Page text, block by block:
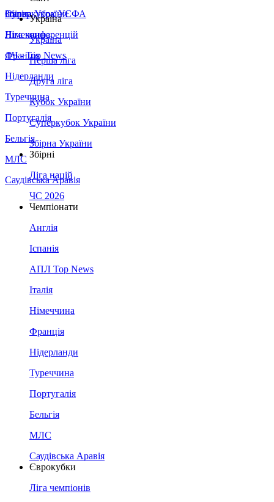
Збірна України
Італія
Німеччина
Франція
Нідерланди
Туреччина
Португалія
Бельгія
МЛС
Саудівська Аравія
Суперкубок УЄФА
Ліга конференцій
ЛЧ - Top News
Україна
Україна
Перша ліга
Друга ліга
Кубок України
Суперкубок України
Збірна України
Збірні
Ліга націй
ЧС 2026
Чемпіонати
Англія
Іспанія
АПЛ Top News
Італія
Німеччина
Франція
Нідерланди
Туреччина
Португалія
Бельгія
МЛС
Саудівська Аравія
Єврокубки
Ліга чемпіонів